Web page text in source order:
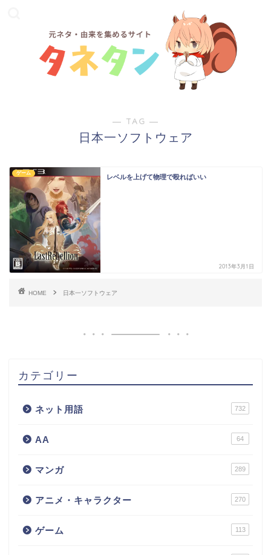
― TAG ―
日本一ソフトウェア
ゲーム
レベルを上げて物理で殴ればいい
2013年3月1日
HOME 日本一ソフトウェア
カテゴリー
ネット用語 732
AA 64
マンガ 289
アニメ・キャラクター 270
ゲーム 113